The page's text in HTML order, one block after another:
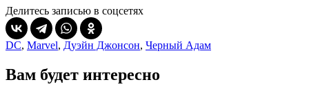
Делитесь записью в соцсетях
DC, Marvel, Дуэйн Джонсон, Черный Адам
Вам будет интересно